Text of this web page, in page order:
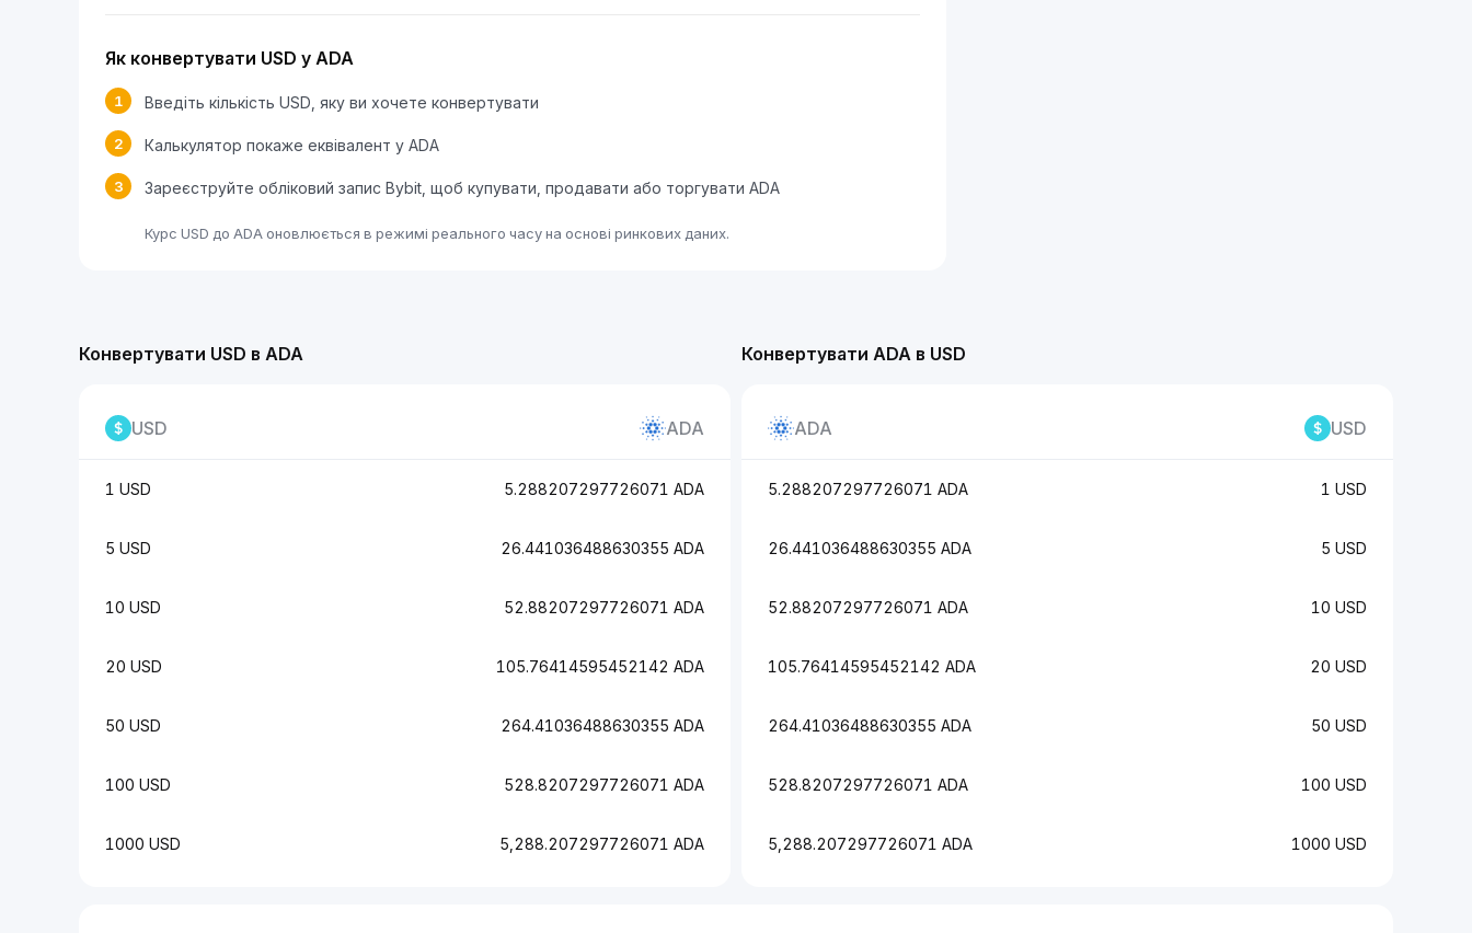
Як конвертувати USD у ADA
1 Введіть кількість USD, яку ви хочете конвертувати
2 Калькулятор покаже еквівалент у ADA
3 Зареєструйте обліковий запис Bybit, щоб купувати, продавати або торгувати ADA
Курс USD до ADA оновлюється в режимі реального часу на основі ринкових даних.
Конвертувати ADA в USD
ADA USD
5.288207297726071 ADA 1 USD
26.441036488630355 ADA 5 USD
52.88207297726071 ADA 10 USD
105.76414595452142 ADA 20 USD
264.41036488630355 ADA 50 USD
528.8207297726071 ADA 100 USD
5,288.207297726071 ADA 1000 USD
Конвертувати USD в ADA
USD ADA
1 USD 5.288207297726071 ADA
5 USD 26.441036488630355 ADA
10 USD 52.88207297726071 ADA
20 USD 105.76414595452142 ADA
50 USD 264.41036488630355 ADA
100 USD 528.8207297726071 ADA
1000 USD 5,288.207297726071 ADA